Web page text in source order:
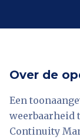
Over de
Een
weerbaarheid
Continuity